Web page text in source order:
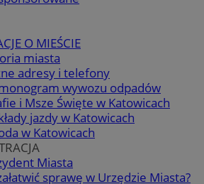
O MIEŚCIE
miasta
adresy i telefony
wywozu odpadów
i Msze Święte w Katowicach
jazdy w Katowicach
w Katowicach
Miasta
sprawę w Urzędzie Miasta?